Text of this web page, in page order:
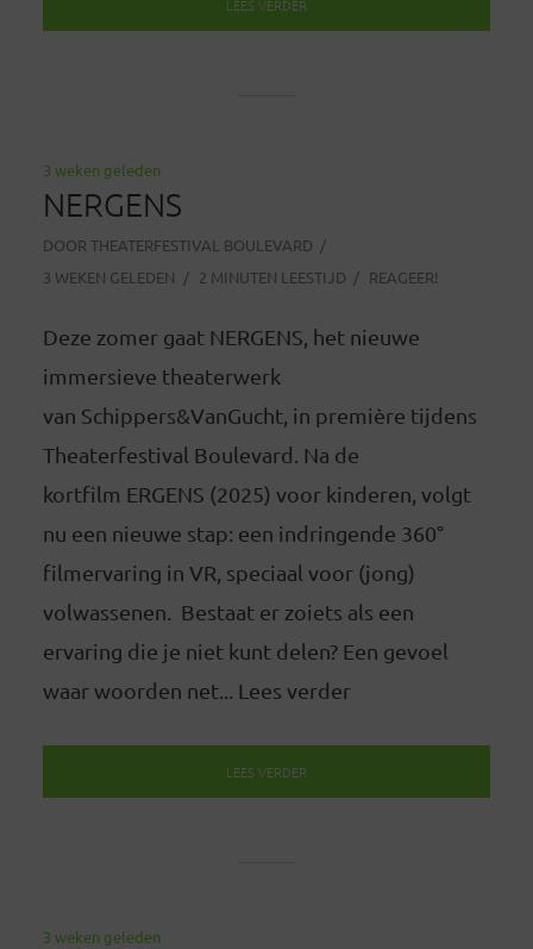
LEES VERDER
3 weken geleden
NERGENS
DOOR THEATERFESTIVAL BOULEVARD
3 WEKEN GELEDEN
2 MINUTEN LEESTIJD REAGEER!
Deze zomer gaat NERGENS, het nieuwe
immersieve theaterwerk
van Schippers&VanGucht, in première tijdens
Theaterfestival Boulevard. Na de
kortfilm ERGENS (2025) voor kinderen, volgt
nu een nieuwe stap: een indringende 360°
filmervaring in VR, speciaal voor (jong)
volwassenen. Bestaat er zoiets als een
ervaring die je niet kunt delen? Een gevoel
waar woorden net... Lees verder
LEES VERDER
3 weken geleden